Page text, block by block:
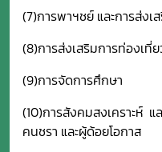
(7)การพาฯชย์ และการส่งเ
(8)การส่งเสริมการท่องเที่
(9)การจัดการศึกษา
(10)การสังคมสงเคราะห์
คนชรา และผู้ด้อยโอกาส